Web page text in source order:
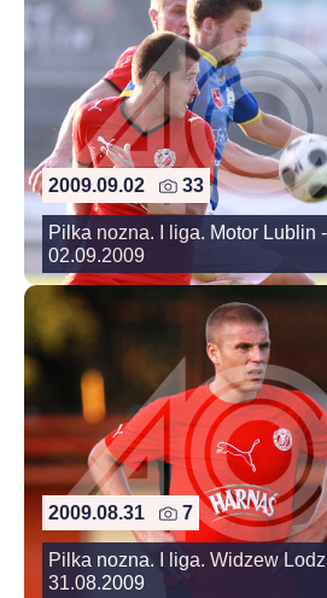
2009.09.02 33
Pilka nozna. I liga. Motor Lublin
02.09.2009
2009.08.31 7
Pilka nozna. I liga. Widzew
31.08.2009